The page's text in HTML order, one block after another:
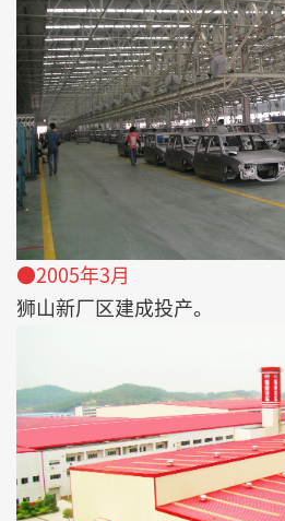
●2005年3月
狮山新厂区建成投产。